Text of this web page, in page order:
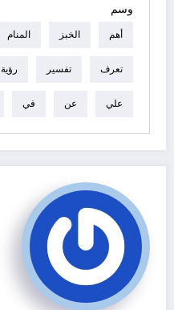
وسم
أهم الخبز المنام
تعرف تفسير رؤية
علي عن في